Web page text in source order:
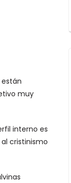
muy
interno es
cristinismo